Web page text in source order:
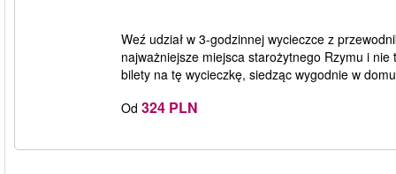
Weź udział w 3-godzinnej wycieczce z
najważniejsze miejsca starożytnego Rzymu i
bilety na tę wycieczkę, siedząc wygodnie w
Od 324 PLN